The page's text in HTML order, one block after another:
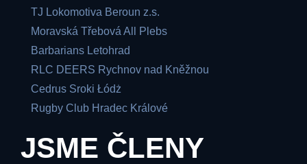
TJ Lokomotiva Beroun z.s.
Moravská Třebová All Plebs
Barbarians Letohrad
RLC DEERS Rychnov nad Kněžnou
Cedrus Sroki Łódż
Rugby Club Hradec Králové
JSME ČLENY